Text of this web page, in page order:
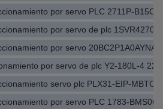
por servo PLC 2711P-
por servo de plc
por servo
por servo de plc Y2-180L-4
servo plc PLX31-EIP-MBTCP
por servo PLC 1783-